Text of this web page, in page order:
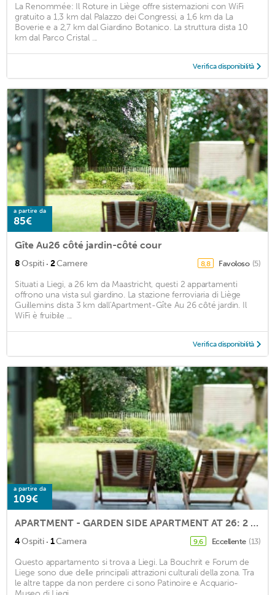
La Renommée: Il Roture in Liège offre sistemazioni con WiFi
gratuito a 1,3 km dal Palazzo dei Congressi, a 1,6 km da La
Boverie e a 2,7 km dal Giardino Botanico. La struttura dista 10
km dal Parco Cristal ...
Verifica disponibilità
a partire da
85€
Gîte Au26 côté jardin-côté cour
8Ospiti · 2Camere 8,8 Favoloso (5)
Situati a Liegi, a 26 km da Maastricht, questi 2 appartamenti
offrono una vista sul giardino. La stazione ferroviaria di Liège
Guillemins dista 3 km dall'Apartment-Gîte Au 26 côté jardin. Il
WiFi è fruibile ...
Verifica disponibilità
a partire da
109€
APARTMENT - GARDEN SIDE APARTMENT AT 26: 2 / 4P
4Ospiti · 1Camera 9,6 Eccellente (13)
Questo appartamento si trova a Liegi. La Bouchrit e Forum de
Liege sono due delle principali attrazioni culturali della zona. Tra
le altre tappe da non perdere ci sono Patinoire e Acquario-